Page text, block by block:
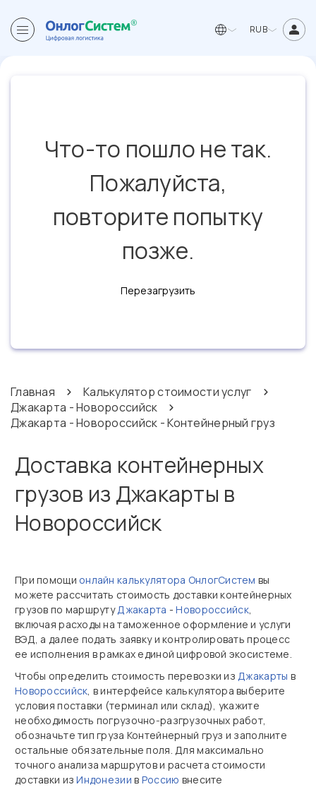
RUB
Что-то пошло не так.
Пожалуйста,
повторите попытку
позже.
Перезагрузить
Главная
Калькулятор стоимости услуг
Джакарта - Новороссийск
Джакарта - Новороссийск - Контейнерный груз
Доставка контейнерных
грузов из Джакарты в
Новороссийск
При помощи онлайн калькулятора ОнлогСистем вы
можете рассчитать стоимость доставки контейнерных
грузов по маршрутуДжакарта -Новороссийск,
включая расходы на таможенное оформление и услуги
ВЭД, а далее подать заявку и контролировать процесс
ее исполнения в рамках единой цифровой экосистеме.
Чтобы определить стоимость перевозки изДжакарты в
Новороссийск, в интерфейсе калькулятора выберите
условия поставки (терминал или склад), укажите
необходимость погрузочно‑разгрузочных работ,
обозначьте тип груза Контейнерный груз и заполните
остальные обязательные поля. Для максимально
точного анализа маршрутов и расчета стоимости
доставки изИндонезии в Россию внесите